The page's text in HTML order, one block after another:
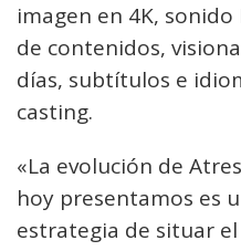
imagen en 4K,
de contenidos,
días, subtítulos e
casting.
«La evolución de
hoy presentamos es
estrategia de situar